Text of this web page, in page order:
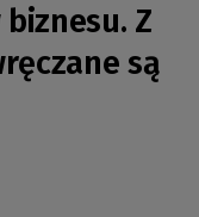
Z
są